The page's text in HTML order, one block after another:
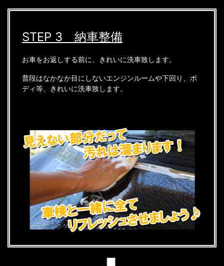
STEP 3 納車整備
お車をお返しする前に、きれいに洗車致します。
普段はなかなか目にしないエンジンルームや下回り、ボ
ディ等、きれいに洗車致します。